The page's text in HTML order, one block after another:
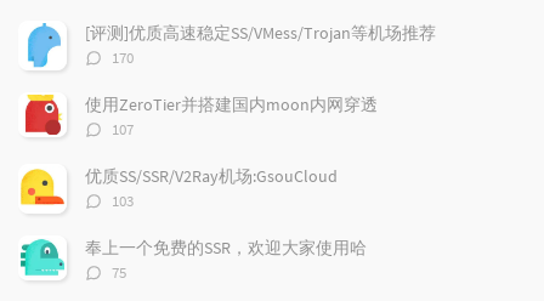
文
章
[评测]优质高速稳定SS/VMess/Trojan等机场推荐
评
数：
170
使用ZeroTier并搭建国内moon内网穿透
评
数：
107
优质SS/SSR/V2Ray机场:GsouCloud
评
数：
103
奉上一个免费的SSR，欢迎大家使用哈
评
75